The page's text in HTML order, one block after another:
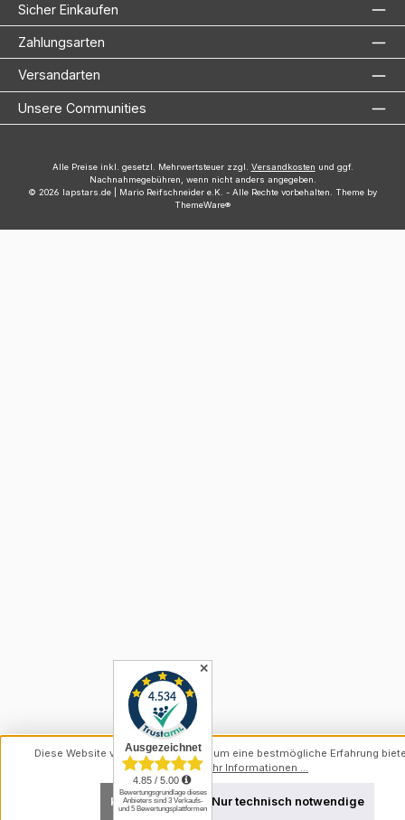
Sicher Einkaufen
Zahlungsarten
Versandarten
Unsere Communities
Alle Preise inkl. gesetzl. Mehrwertsteuer zzgl. Versandkosten und ggf.
Nachnahmegebühren, wenn nicht anders angegeben.
© 2026 lapstars.de | Mario Reifschneider e.K. - Alle Rechte vorbehalten. Theme by
ThemeWare®
✕
Diese Website verwendet Cookies, um eine bestmögliche Erfahrung
können.Mehr Informationen ...
Nur technisch notwendige
Konfigurieren